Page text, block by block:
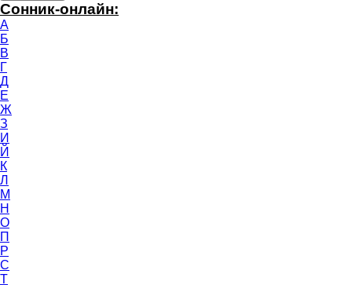
Сонник-онлайн:
А
Б
В
Г
Д
Е
Ж
З
И
Й
К
Л
М
Н
О
П
Р
С
Т